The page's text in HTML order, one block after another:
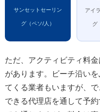
サンセットセーリン
グ（ペソ/人）
アイ
グ
ただ、アクティビティ料
があります。ビーチ沿い
てくる業者もいますが、
できる代理店を通して予